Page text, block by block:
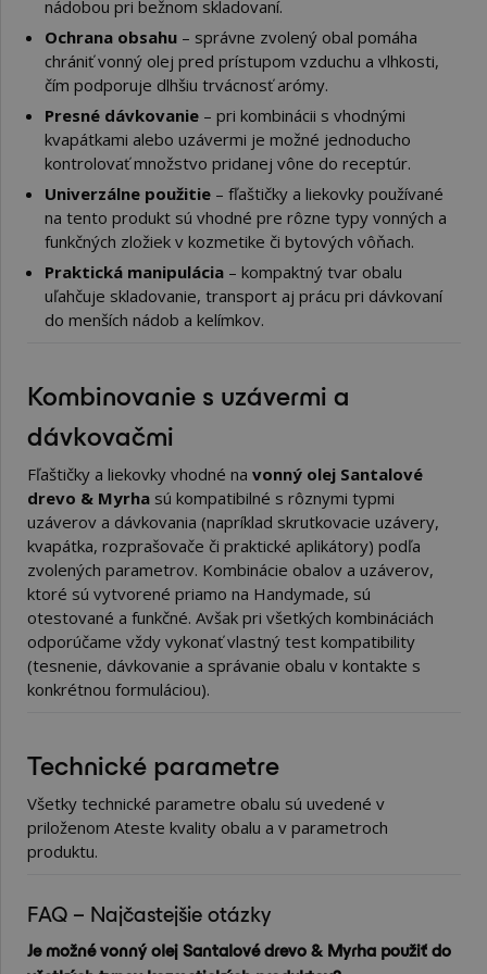
nádobou pri bežnom skladovaní.
Ochrana obsahu – správne zvolený obal pomáha
chrániť vonný olej pred prístupom vzduchu a vlhkosti,
čím podporuje dlhšiu trvácnosť arómy.
Presné dávkovanie – pri kombinácii s vhodnými
kvapátkami alebo uzávermi je možné jednoducho
kontrolovať množstvo pridanej vône do receptúr.
Univerzálne použitie – fľaštičky a liekovky používané
na tento produkt sú vhodné pre rôzne typy vonných a
funkčných zložiek v kozmetike či bytových vôňach.
Praktická manipulácia – kompaktný tvar obalu
uľahčuje skladovanie, transport aj prácu pri dávkovaní
do menších nádob a kelímkov.
Kombinovanie s uzávermi a
dávkovačmi
Fľaštičky a liekovky vhodné na vonný olej Santalové
drevo & Myrha sú kompatibilné s rôznymi typmi
uzáverov a dávkovania (napríklad skrutkovacie uzávery,
kvapátka, rozprašovače či praktické aplikátory) podľa
zvolených parametrov. Kombinácie obalov a uzáverov,
ktoré sú vytvorené priamo na Handymade, sú
otestované a funkčné. Avšak pri všetkých kombináciách
odporúčame vždy vykonať vlastný test kompatibility
(tesnenie, dávkovanie a správanie obalu v kontakte s
konkrétnou formuláciou).
Technické parametre
Všetky technické parametre obalu sú uvedené v
priloženom Ateste kvality obalu a v parametroch
produktu.
FAQ – Najčastejšie otázky
Je možné vonný olej Santalové drevo & Myrha použiť do